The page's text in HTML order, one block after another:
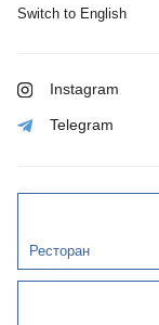
Switch to English
Instagram
Telegram
Ресторан